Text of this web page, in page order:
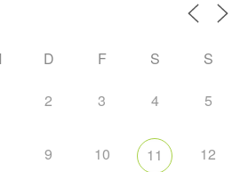
D F S S
2 3 4 5
9 10 11 12